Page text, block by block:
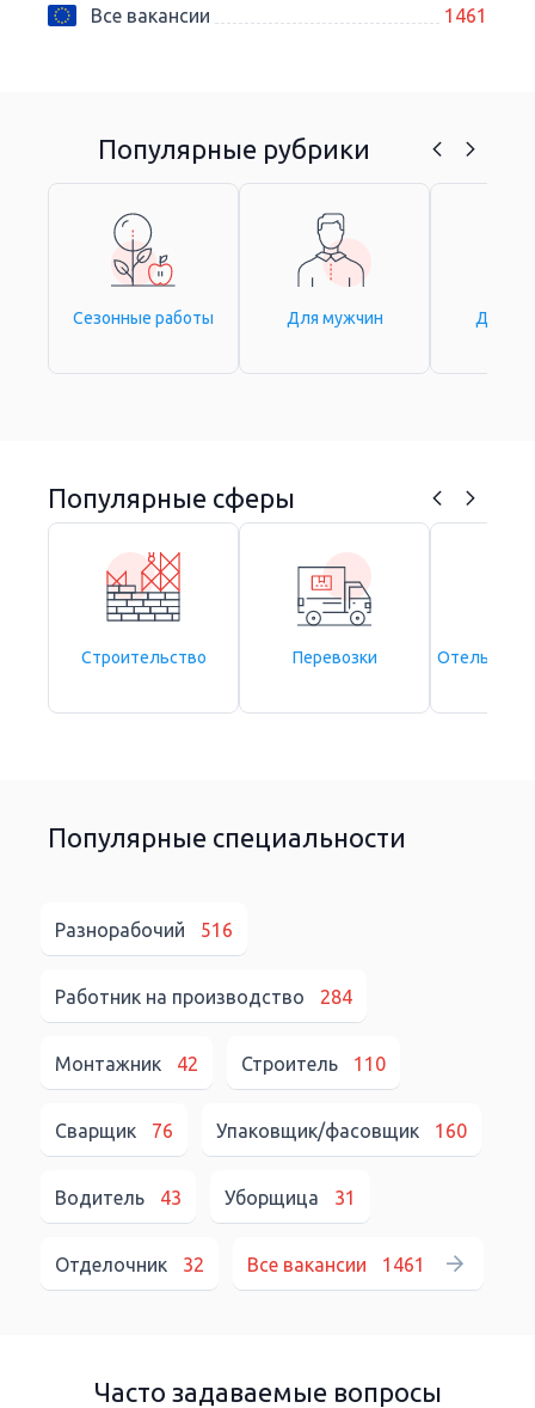
Все вакансии 1461
Популярные рубрики
Сезонные работы Для мужчин Для
Популярные сферы
Строительство Перевозки
Отельно-
Популярные специальности
Разнорабочий 516
Работник на производство 284
Монтажник 42 Строитель 110
Сварщик 76 Упаковщик/фасовщик 160
Водитель 43 Уборщица 31
Отделочник 32 Все вакансии 1461
Часто задаваемые вопросы